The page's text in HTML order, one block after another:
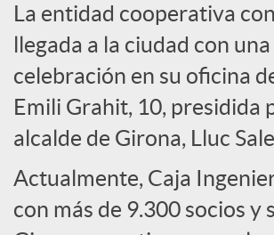
e
s
S
o
La entidad cooperativa
llegada a la ciudad con una
celebración en su oficina
Emili Grahit, 10, presidida
alcalde de Girona, Lluc
Actualmente, Caja
con más de 9.300 socios y